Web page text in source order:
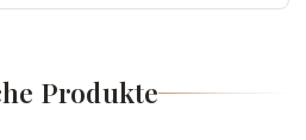
Produkte